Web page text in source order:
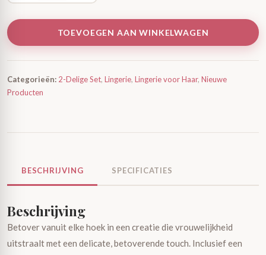
TOEVOEGEN AAN WINKELWAGEN
Categorieën: 2-Delige Set, Lingerie, Lingerie voor Haar, Nieuwe
Producten
BESCHRIJVING SPECIFICATIES
Beschrijving
Betover vanuit elke hoek in een creatie die vrouwelijkheid
uitstraalt met een delicate, betoverende touch. Inclusief een